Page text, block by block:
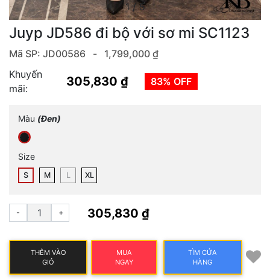
1 /5
Juyp JD586 đi bộ với sơ mi SC1123
Mã SP: JD00586 - 1,799,000 ₫
Khuyến
mãi:
305,830 ₫ 83% OFF
Màu (Đen)
Size
S M L XL
- + 305,830 ₫
THÊM VÀO
GIỎ
MUA
NGAY
TÌM CỬA
HÀNG